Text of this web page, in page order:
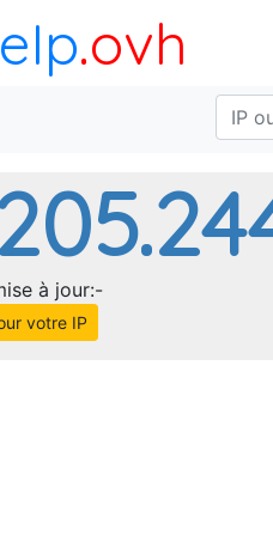
.ovh
à jour:-
votre IP